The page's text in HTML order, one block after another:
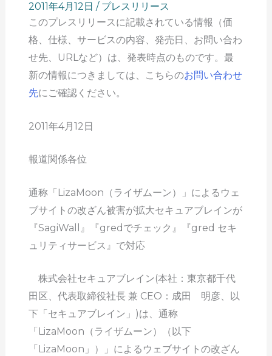
2011年4月12日 / プレスリリース
このプレスリリースに記載されている情報（価
格、仕様、サービスの内容、発売日、お問い合わ
せ先、URLなど）は、発表時点のものです。最
新の情報につきましては、こちらのお問い合わせ
先にご確認ください。
2011年4月12日
報道関係各位
通称「LizaMoon（ライザムーン）」によるウェ
ブサイトの改ざん被害が拡大セキュアブレインが
『SagiWall』『gredでチェック』『gred セキ
ュリティサービス』で対応
株式会社セキュアブレイン(本社：東京都千代
田区、代表取締役社長 兼 CEO：成田 明彦、以
下「セキュアブレイン」)は、通称
「LizaMoon（ライザムーン）（以下
「LizaMoon」）」によるウェブサイトの改ざん